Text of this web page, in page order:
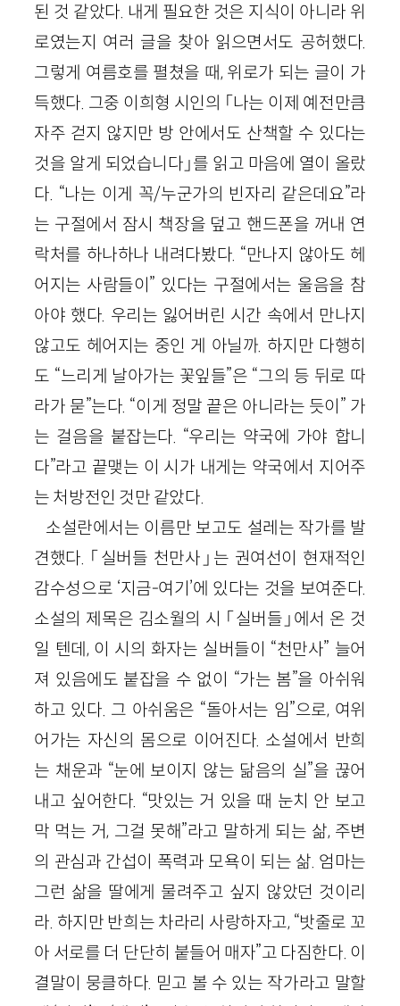
된 것 같았다. 내게 필요한 것은 지식이 아니라 위
로였는지 여러 글을 찾아 읽으면서도 공허했다.
그렇게 여름호를 펼쳤을 때, 위로가 되는 글이 가
득했다. 그중 이희형 시인의 「나는 이제 예전만큼
자주 걷지 않지만 방 안에서도 산책할 수 있다는
것을 알게 되었습니다」를 읽고 마음에 열이 올랐
다. “나는 이게 꼭/누군가의 빈자리 같은데요”라
는 구절에서 잠시 책장을 덮고 핸드폰을 꺼내 연
락처를 하나하나 내려다봤다. “만나지 않아도 헤
어지는 사람들이” 있다는 구절에서는 울음을 참
아야 했다. 우리는 잃어버린 시간 속에서 만나지
않고도 헤어지는 중인 게 아닐까. 하지만 다행히
도 “느리게 날아가는 꽃잎들”은 “그의 등 뒤로 따
라가 묻”는다. “이게 정말 끝은 아니라는 듯이” 가
는 걸음을 붙잡는다. “우리는 약국에 가야 합니
다”라고 끝맺는 이 시가 내게는 약국에서 지어주
는 처방전인 것만 같았다.
소설란에서는 이름만 보고도 설레는 작가를 발
견했다. 「실버들 천만사」는 권여선이 현재적인
감수성으로 ‘지금-여기’에 있다는 것을 보여준다.
소설의 제목은 김소월의 시 「실버들」에서 온 것
일 텐데, 이 시의 화자는 실버들이 “천만사” 늘어
져 있음에도 붙잡을 수 없이 “가는 봄”을 아쉬워
하고 있다. 그 아쉬움은 “돌아서는 임”으로, 여위
어가는 자신의 몸으로 이어진다. 소설에서 반희
는 채운과 “눈에 보이지 않는 닮음의 실”을 끊어
내고 싶어한다. “맛있는 거 있을 때 눈치 안 보고
막 먹는 거, 그걸 못해”라고 말하게 되는 삶, 주변
의 관심과 간섭이 폭력과 모욕이 되는 삶. 엄마는
그런 삶을 딸에게 물려주고 싶지 않았던 것이리
라. 하지만 반희는 차라리 사랑하자고, “밧줄로 꼬
아 서로를 더 단단히 붙들어 매자”고 다짐한다. 이
결말이 뭉클하다. 믿고 볼 수 있는 작가라고 말할